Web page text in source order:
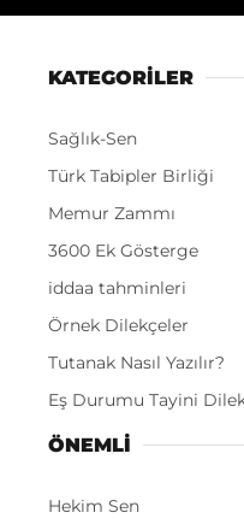
KATEGORİLER
Sağlık-Sen
Türk Tabipler Birliği
Memur Zammı
3600 Ek Gösterge
iddaa tahminleri
Örnek Dilekçeler
Tutanak Nasıl Yazılır?
Eş Durumu Tayini
ÖNEMLI
Hekim Sen